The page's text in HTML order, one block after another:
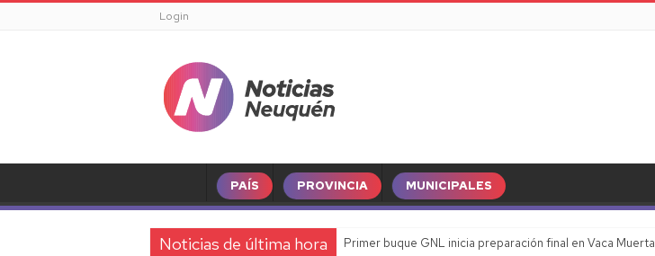
Login
PAÍS PROVINCIA MUNICIPALES
Noticias de última hora Primer buque GNL inicia preparación final en Vaca Muerta